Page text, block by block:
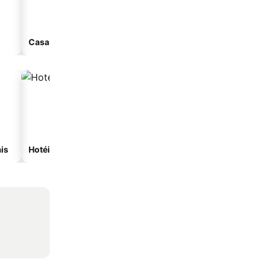
Casa de hóspedes
Hotéis com spa